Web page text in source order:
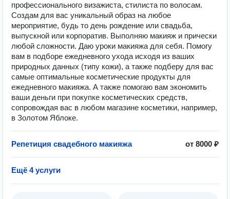
профессионального визажиста, стилиста по волосам.
Создам для вас уникальный образ на любое
мероприятие, будь то день рождение или свадьба,
выпускной или корпоратив. Выполняю макияж и прически
любой сложности. Даю уроки макияжа для себя. Помогу
вам в подборе ежедневного ухода исходя из ваших
природных данных (типу кожи), а также подберу для вас
самые оптимальные косметические продукты для
ежедневного макияжа. А также помогаю вам экономить
ваши деньги при покупке косметических средств,
сопровождая вас в любом магазине косметики, например,
в Золотом Яблоке.
Репетиция свадебного макияжа от 8000 ₽
Ещё 4 услуги